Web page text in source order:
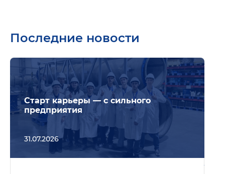
Последние новости
Старт карьеры — с сильного
предприятия
31.07.2026